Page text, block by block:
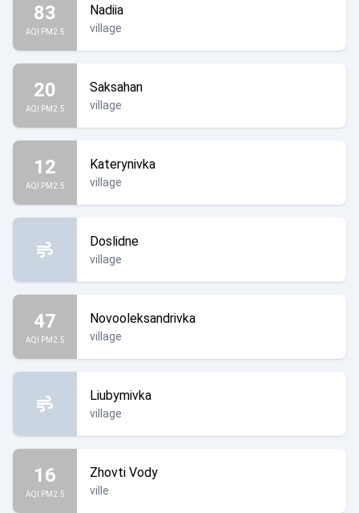
83
AQI PM2.5
Nadiia
village
20
AQI PM2.5
Saksahan
village
12
AQI PM2.5
Katerynivka
village
Doslidne
village
47
AQI PM2.5
Novooleksandrivka
village
Liubymivka
village
16
AQI PM2.5
Zhovti Vody
ville